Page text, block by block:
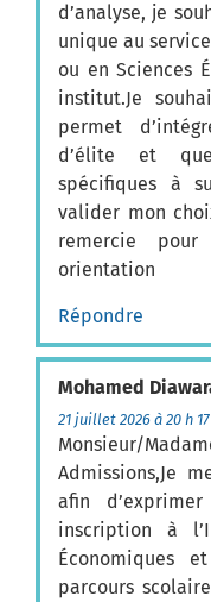
d’analyse, je
unique au
ou en Sciences
institut.Je
permet
d’élite et
spécifiques à
valider mon
remercie
orientation
Répondre
Mohamed
21 juillet 2026 à 20 h
Monsieur/
Admissions,Je
afin
inscription à
Économiques
parcours